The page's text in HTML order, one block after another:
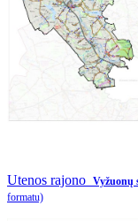
Utenos rajono Vyžuonų
formatu)